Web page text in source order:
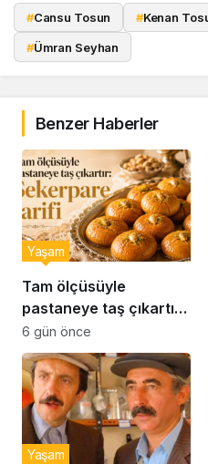
#Cansu Tosun #Kenan
#Ümran Seyhan
Benzer Haberler
Tam ölçüsüyle
pastaneye taş çıkartır:
Şekerpare tarifi
Yaşam
6 gün önce
Yaşam